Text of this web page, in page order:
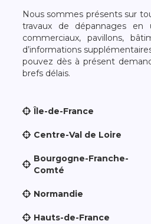
Nous sommes présents sur
travaux de dépannages
commerciaux, pavillons,
d’informations
pouvez dès à présent
brefs délais.
Île-de-France
Centre-Val de Loire
Bourgogne-Franche-
Comté
Normandie
Hauts-de-France